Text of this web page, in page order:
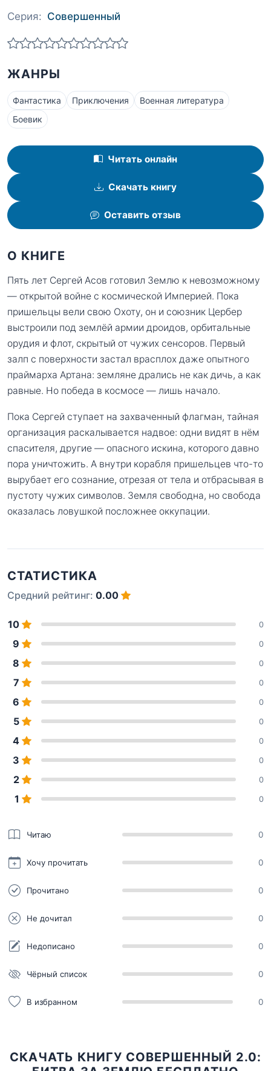
Серия: Совершенный
ЖАНРЫ
Фантастика Приключения
Военная литература
Боевик
Читать онлайн
Скачать книгу
Оставить отзыв
О КНИГЕ
Пять лет Сергей Асов готовил Землю к невозможному
— открытой войне с космической Империей. Пока
пришельцы вели свою Охоту, он и союзник Цербер
выстроили под землёй армии дроидов, орбитальные
орудия и флот, скрытый от чужих сенсоров. Первый
залп с поверхности застал врасплох даже опытного
праймарха Артана: земляне дрались не как дичь, а как
равные. Но победа в космосе — лишь начало.
Пока Сергей ступает на захваченный флагман, тайная
организация раскалывается надвое: одни видят в нём
спасителя, другие — опасного искина, которого давно
пора уничтожить. А внутри корабля пришельцев что-то
вырубает его сознание, отрезая от тела и отбрасывая в
пустоту чужих символов. Земля свободна, но свобода
оказалась ловушкой посложнее оккупации.
СТАТИСТИКА
Средний рейтинг: 0.00
10 0
9 0
8 0
7 0
6 0
5 0
4 0
3 0
2 0
1 0
Читаю 0
Хочу прочитать 0
Прочитано 0
Не дочитал 0
Недописано 0
Чёрный список 0
В избранном 0
СКАЧАТЬ КНИГУ СОВЕРШЕННЫЙ 2.0: